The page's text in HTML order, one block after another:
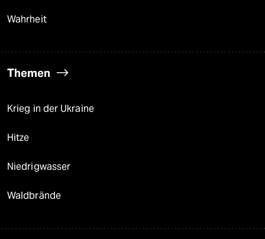
Wahrheit
Themen
Krieg in der Ukraine
Hitze
Niedrigwasser
Waldbrände